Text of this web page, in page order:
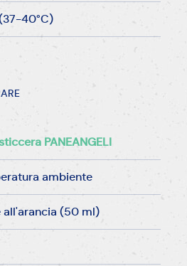
40°C)
PANEANGELI
ambiente
(50 ml)